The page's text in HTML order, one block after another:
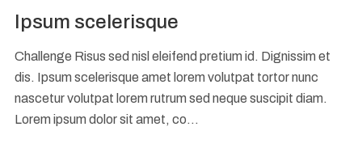
Ipsum scelerisque
Challenge Risus sed nisl eleifend pretium id. Dignissim et
dis. Ipsum scelerisque amet lorem volutpat tortor nunc
nascetur volutpat lorem rutrum sed neque suscipit diam.
Lorem ipsum dolor sit amet, co...